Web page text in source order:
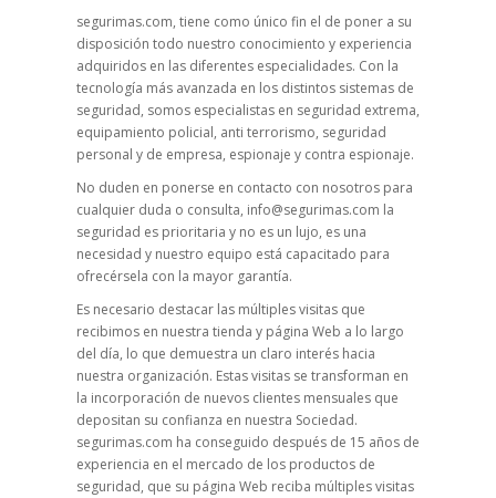
segurimas.com, tiene como único fin el de poner a su
disposición todo nuestro conocimiento y experiencia
adquiridos en las diferentes especialidades. Con la
tecnología más avanzada en los distintos sistemas de
seguridad, somos especialistas en seguridad extrema,
equipamiento policial, anti terrorismo, seguridad
personal y de empresa, espionaje y contra espionaje.
No duden en ponerse en contacto con nosotros para
cualquier duda o consulta, info@segurimas.com la
seguridad es prioritaria y no es un lujo, es una
necesidad y nuestro equipo está capacitado para
ofrecérsela con la mayor garantía.
Es necesario destacar las múltiples visitas que
recibimos en nuestra tienda y página Web a lo largo
del día, lo que demuestra un claro interés hacia
nuestra organización. Estas visitas se transforman en
la incorporación de nuevos clientes mensuales que
depositan su confianza en nuestra Sociedad.
segurimas.com ha conseguido después de 15 años de
experiencia en el mercado de los productos de
seguridad, que su página Web reciba múltiples visitas